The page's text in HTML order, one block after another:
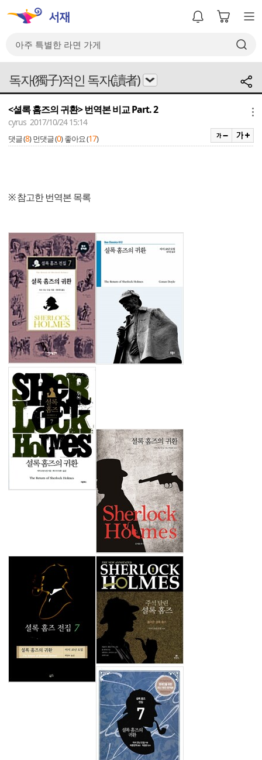
독자(獨子)적인 독자(讀者)
<셜록 홈즈의 귀환> 번역본 비교 Part. 2
cyrus 2017/10/24 15:14
댓글 (8) 먼댓글 (0) 좋아요 (17)
※ 참고한 번역본 목록